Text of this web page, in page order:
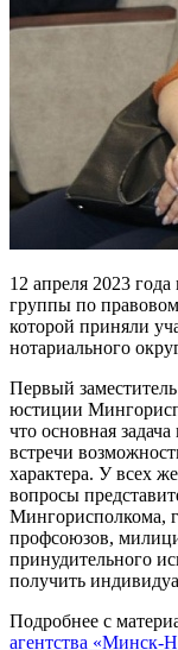
12 апреля 2023
группы по
которой приняли
нотариального
Первый
юстиции
что основная
встречи
характера. У всех
вопросы
Мингорисполкома,
профсоюзов,
принудительного
получить
Подробнее с
агентства «Минск-